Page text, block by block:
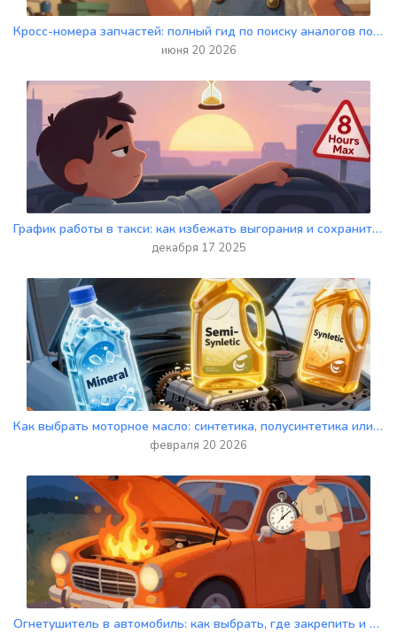
Кросс-номера запчастей: полный гид по поиску аналогов по артикулам
июня 20 2026
График работы в такси: как избежать выгорания и сохранить здоровье
декабря 17 2025
Как выбрать моторное масло: синтетика, полусинтетика или минералка - что лучше для вашего авто в 2026 году
февраля 20 2026
Огнетушитель в автомобиль: как выбрать, где закрепить и что требует закон